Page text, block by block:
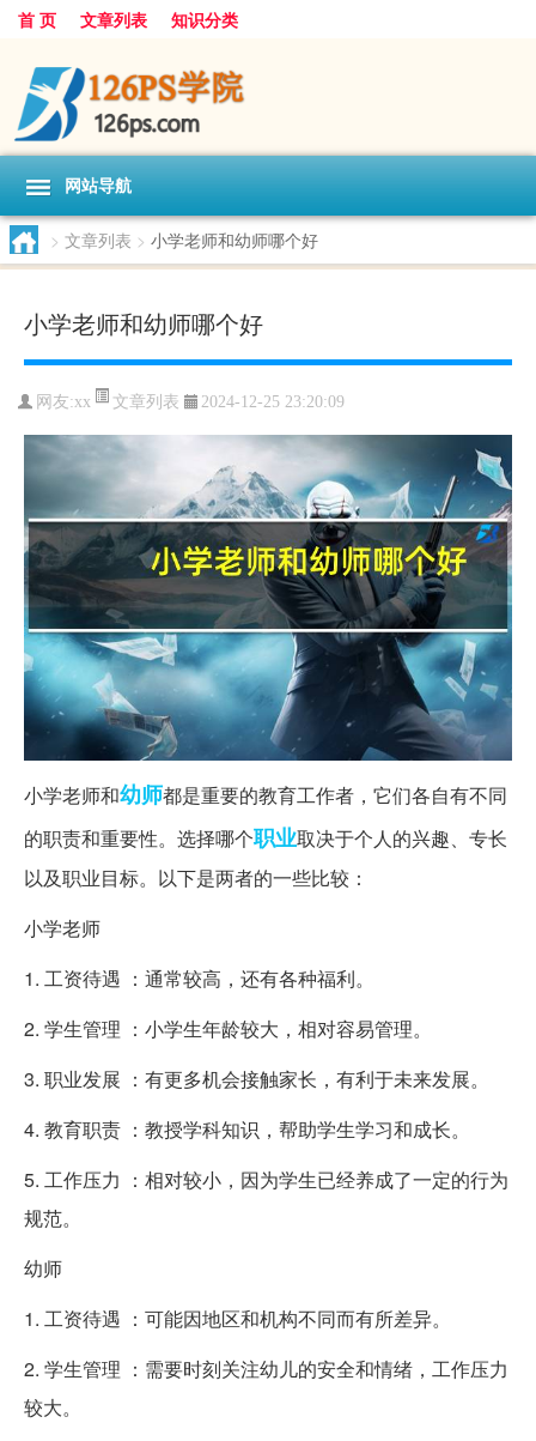
首 页 文章列表 知识分类
网站导航
> 文章列表 > 小学老师和幼师哪个好
小学老师和幼师哪个好
网友:xx 文章列表 2024-12-25 23:20:09
小学老师和幼师都是重要的教育工作者，它们各自有不同
的职责和重要性。选择哪个职业取决于个人的兴趣、专长
以及职业目标。以下是两者的一些比较：
小学老师
1. 工资待遇 ：通常较高，还有各种福利。
2. 学生管理 ：小学生年龄较大，相对容易管理。
3. 职业发展 ：有更多机会接触家长，有利于未来发展。
4. 教育职责 ：教授学科知识，帮助学生学习和成长。
5. 工作压力 ：相对较小，因为学生已经养成了一定的行为
规范。
幼师
1. 工资待遇 ：可能因地区和机构不同而有所差异。
2. 学生管理 ：需要时刻关注幼儿的安全和情绪，工作压力
较大。